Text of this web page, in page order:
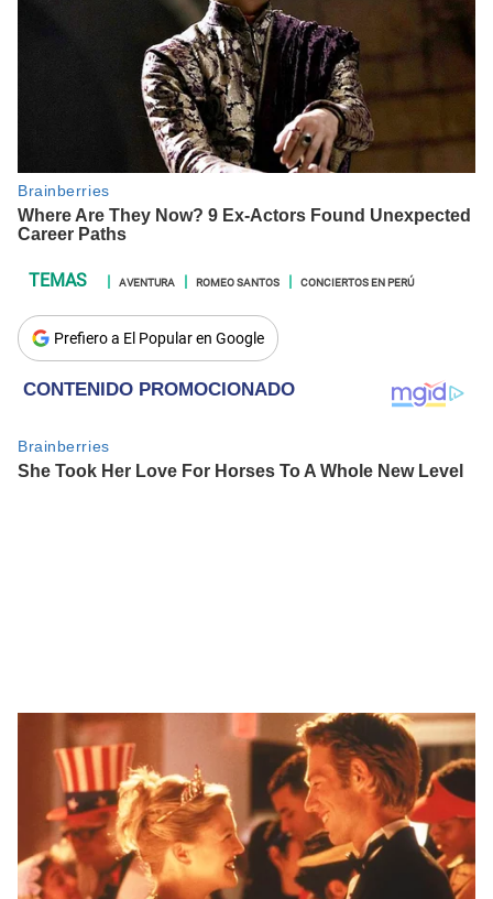
AVENTURA ROMEO SANTOS CONCIERTOS EN PERÚ
Prefiero a El Popular en Google